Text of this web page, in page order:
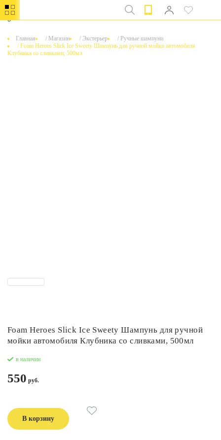
0
Главная / Магазин / Экстерьер / Ручные шампуни
/Foam Heroes Slick Ice Sweety Шампунь для ручной мойки автомобиля
Клубника со сливками, 500мл
Foam Heroes Slick Ice Sweety Шампунь для ручной
мойки автомобиля Клубника со сливками, 500мл
в наличии
550
В корзину